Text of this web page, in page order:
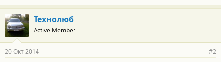
Технолюб
Active Member
20 Окт 2014 #2